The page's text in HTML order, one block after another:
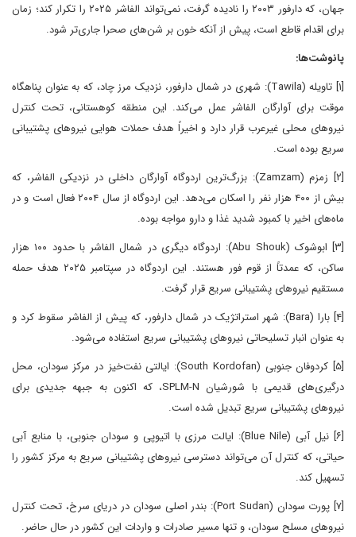
جهان، که دارفور ۲۰۰۳ را نادیده گرفت، نمی‌تواند الفاشر ۲۰۲۵ را تکرار کند؛ زمان
برای اقدام قاطع است، پیش از آنکه خون بر شن‌های صحرا جاری‌تر شود.
پانوشت‌ها:
[۱] تاویله (Tawila): شهری در شمال دارفور، نزدیک مرز چاد، که به عنوان پناهگاه
موقت برای آوارگان الفاشر عمل می‌کند. این منطقه کوهستانی، تحت کنترل
نیروهای محلی غیرعرب قرار دارد و اخیراً هدف حملات هوایی نیروهای پشتیبانی
سریع بوده است.
[۲] زمزم (Zamzam): بزرگ‌ترین اردوگاه آوارگان داخلی در نزدیکی الفاشر، که
بیش از ۴۰۰ هزار نفر را اسکان می‌دهد. این اردوگاه از سال ۲۰۰۴ فعال است و در
ماه‌های اخیر با کمبود شدید غذا و دارو مواجه بوده.
[۳] ابوشوک (Abu Shouk): اردوگاه دیگری در شمال الفاشر با حدود ۱۰۰ هزار
ساکن، که عمدتاً از قوم فور هستند. این اردوگاه در سپتامبر ۲۰۲۵ هدف حمله
مستقیم نیروهای پشتیبانی سریع قرار گرفت.
[۴] بارا (Bara): شهر استراتژیک در شمال دارفور، که پیش از الفاشر سقوط کرد و
به عنوان انبار تسلیحاتی نیروهای پشتیبانی سریع استفاده می‌شود.
[۵] کردوفان جنوبی (South Kordofan): ایالتی نفت‌خیز در مرکز سودان، محل
درگیری‌های قدیمی با شورشیان SPLM-N، که اکنون به جبهه جدیدی برای
نیروهای پشتیبانی سریع تبدیل شده است.
[۶] نیل آبی (Blue Nile): ایالت مرزی با اتیوپی و سودان جنوبی، با منابع آبی
حیاتی، که کنترل آن می‌تواند دسترسی نیروهای پشتیبانی سریع به مرکز کشور را
تسهیل کند.
[۷] پورت سودان (Port Sudan): بندر اصلی سودان در دریای سرخ، تحت کنترل
نیروهای مسلح سودان، و تنها مسیر صادرات و واردات این کشور در حال حاضر.